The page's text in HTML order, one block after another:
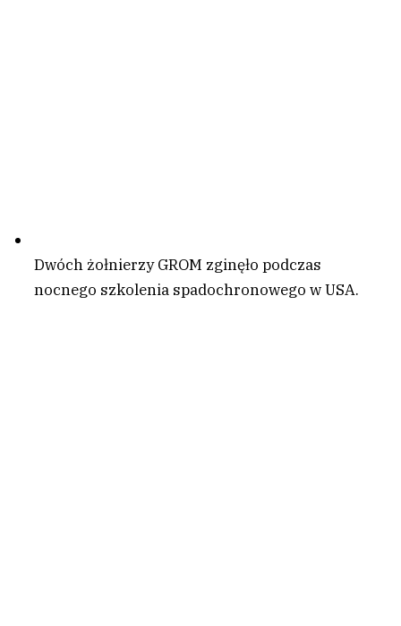
Dwóch żołnierzy GROM zginęło podczas
nocnego szkolenia spadochronowego w USA.